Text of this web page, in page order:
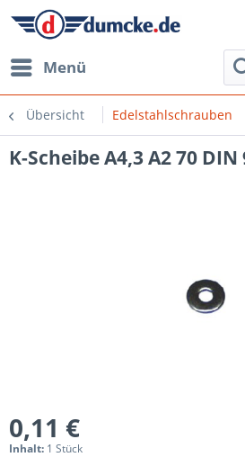
Menü
Übersicht Edelstahlschrauben
K-Scheibe A4,3 A2 70 DIN
0,11 €
Inhalt: 1 Stück